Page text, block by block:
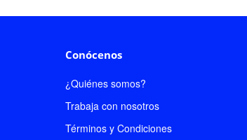
Conócenos
¿Quiénes somos?
Trabaja con nosotros
Términos y Condiciones